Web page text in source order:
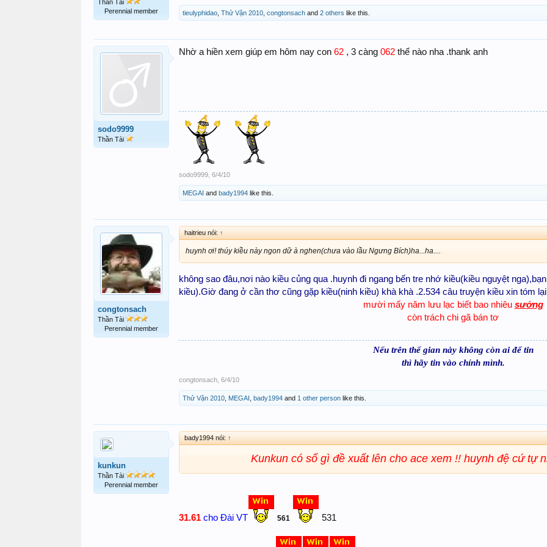
Thần Tài
Perennial member
tieulyphidao Thử Vận 2010 congtonsach and 2 others like this.
sodo9999
Thần Tài
Nhờ a hiền xem giúp em hôm nay con 62 , 3 càng 062 thế nào nha .thank anh
sodo9999 6/4/10
MEGAI and bady1994 like this.
congtonsach
Thần Tài
Perennial member
haitrieu nói: ↑
huynh ơi! thúy kiều này ngon dữ à nghen(chưa vào lầu Ngưng Bích)ha...ha....
không sao đâu,nơi nào kiều củng qua .huynh đi ngang bến tre nhớ kiều(kiều nguyệt
kiều).Giờ đang ở cần thơ cũng gặp kiều(ninh kiều) khà khà .2.534 câu truyện kiều xin tóm
mười mấy năm lưu lạc biết bao nhiêu sướng
còn trách chi gã bán tơ
Nếu trên thế gian này không còn ai để tin
thì hãy tin vào chính mình.
congtonsach 6/4/10
Thử Vận 2010 MEGAI bady1994 and 1 other person like this.
kunkun
Thần Tài
Perennial member
bady1994 nói: ↑
Kunkun có số gì đề xuất lên cho ace xem !! huynh đệ cứ tự
31.61 cho Đài VT 561 531